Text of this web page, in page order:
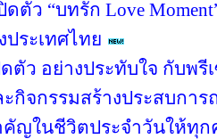
ตัว “บทรัก Love
ประเทศไทย
ดตัว อย่างประทับใจ กับพ
ละกิจกรรมสร้างประสบก
คัญในชีวิตประจำวันให้ทุ